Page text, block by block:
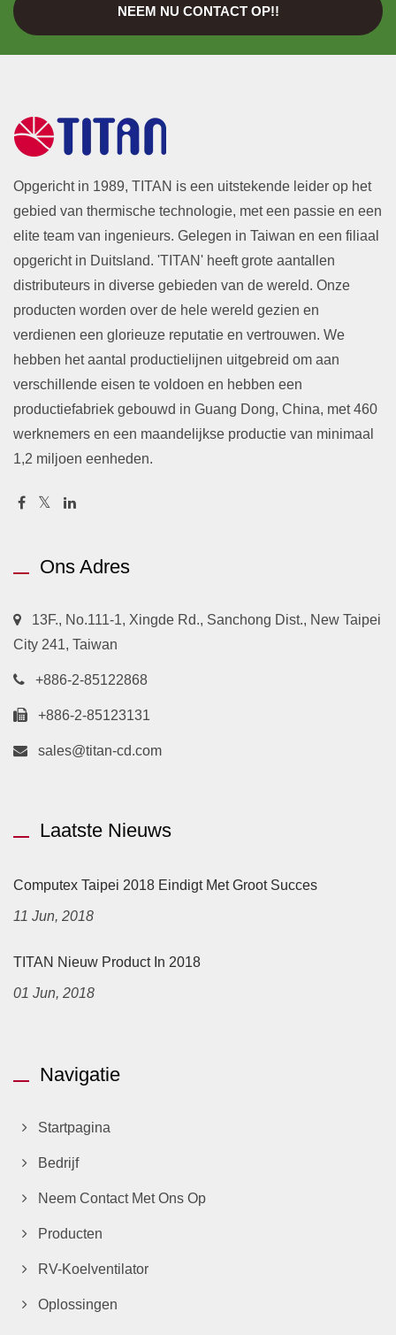
NEEM NU CONTACT OP!!
Opgericht in 1989, TITAN is een uitstekende leider op het
gebied van thermische technologie, met een passie en een
elite team van ingenieurs. Gelegen in Taiwan en een filiaal
opgericht in Duitsland. 'TITAN' heeft grote aantallen
distributeurs in diverse gebieden van de wereld. Onze
producten worden over de hele wereld gezien en
verdienen een glorieuze reputatie en vertrouwen. We
hebben het aantal productielijnen uitgebreid om aan
verschillende eisen te voldoen en hebben een
productiefabriek gebouwd in Guang Dong, China, met 460
werknemers en een maandelijkse productie van minimaal
1,2 miljoen eenheden.
Ons Adres
13F., No.111-1, Xingde Rd., Sanchong Dist., New Taipei
City 241, Taiwan
+886-2-85122868
+886-2-85123131
sales@titan-cd.com
Laatste Nieuws
Computex Taipei 2018 Eindigt Met Groot Succes
11 Jun, 2018
TITAN Nieuw Product In 2018
01 Jun, 2018
Navigatie
Startpagina
Bedrijf
Neem Contact Met Ons Op
Producten
RV-Koelventilator
Oplossingen